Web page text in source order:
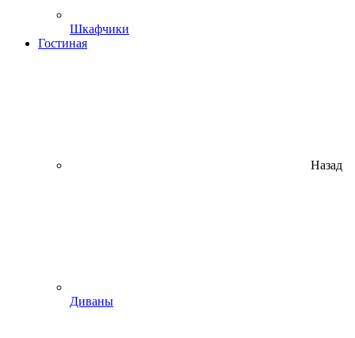
Шкафчики
Гостиная
Назад
Диваны